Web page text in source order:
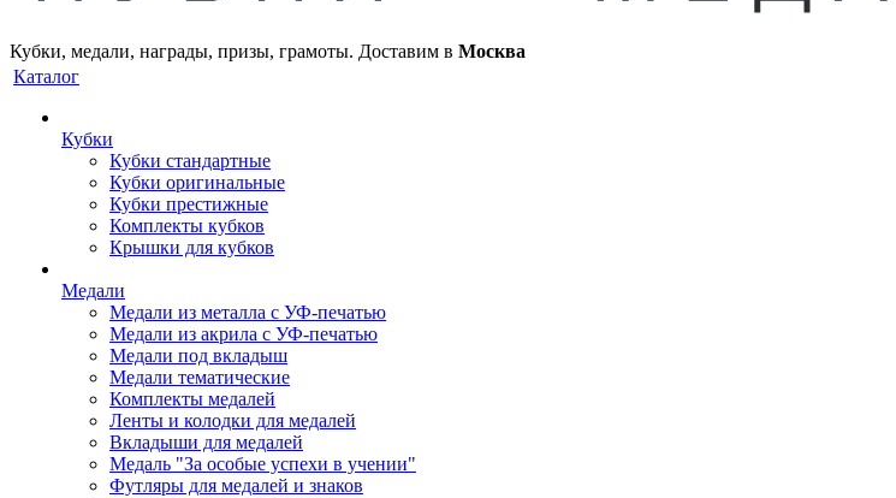
Кубки, медали, награды, призы, грамоты. Доставим в Москва
Каталог
Кубки
Кубки стандартные
Кубки оригинальные
Кубки престижные
Комплекты кубков
Крышки для кубков
Медали
Медали из металла с УФ-печатью
Медали из акрила с УФ-печатью
Медали под вкладыш
Медали тематические
Комплекты медалей
Ленты и колодки для медалей
Вкладыши для медалей
Медаль "За особые успехи в учении"
Футляры для медалей и знаков